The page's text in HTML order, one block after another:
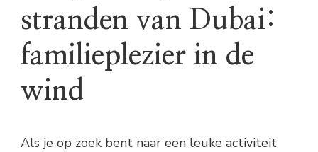
stranden van Dubai:
familieplezier in de
wind
Als je op zoek bent naar een leuke activiteit